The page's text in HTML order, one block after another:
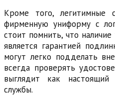
Кроме того, легитимные
фирменную униформу с
стоит помнить, что
является гарантией
могут легко подделать
всегда проверять
выглядит как настоящий
службы.